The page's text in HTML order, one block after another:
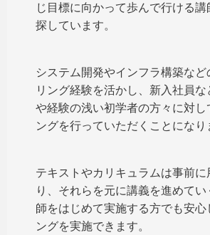
じ目標に向かって歩んで行ける講
探しています。
システム開発やインフラ構築など
リング経験を活かし、新入社員
や経験の浅い初学者の方々に対し
ングを行っていただくことになり
テキストやカリキュラムは事前に
り、それらを元に講義を進めて
師をはじめて実施する方でも安心
ングを実施できます。